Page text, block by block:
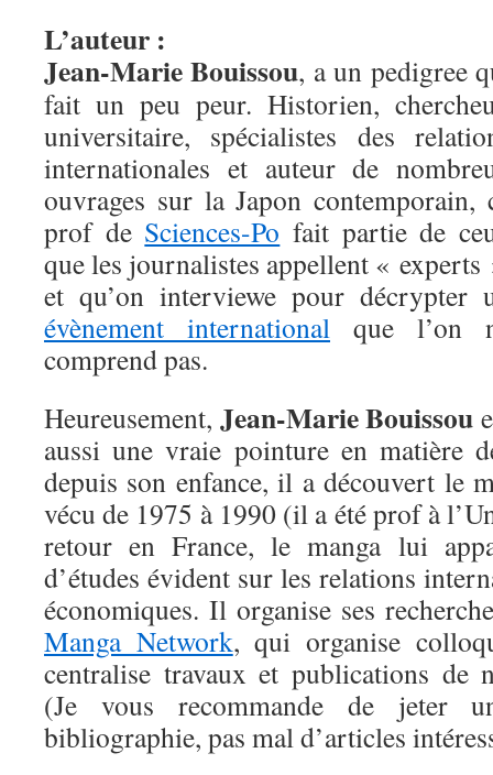
L’auteur :
Jean-Marie Bouissou, a un pedigree
fait un peu peur. Historien,
universitaire, spécialistes des
internationales et auteur de
ouvrages sur la Japon contemporain,
prof de Sciences-Po fait partie de
que les journalistes appellent « experts
et qu’on interviewe pour décrypter
évènement international que l’on
comprend pas.
Heureusement, Jean-Marie Bouissou
aussi une vraie pointure en matière
depuis son enfance, il a découvert le
vécu de 1975 à 1990 (il a été prof à
retour en France, le manga lui
d’études évident sur les relations
économiques. Il organise ses
Manga Network, qui organise
centralise travaux et publications de
(Je vous recommande de jeter
bibliographie, pas mal d’articles